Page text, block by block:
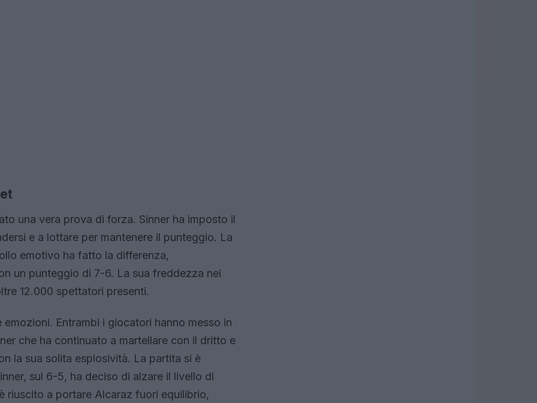
una vera prova di forza. Sinner ha imposto il
e a lottare per mantenere il punteggio. La
emotivo ha fatto la differenza,
un punteggio di 7-6. La sua freddezza nei
12.000 spettatori presenti.
Entrambi i giocatori hanno messo in
che ha continuato a martellare con il dritto e
la sua solita esplosività. La partita si è
sul 6-5, ha deciso di alzare il livello di
riuscito a portare Alcaraz fuori equilibrio,